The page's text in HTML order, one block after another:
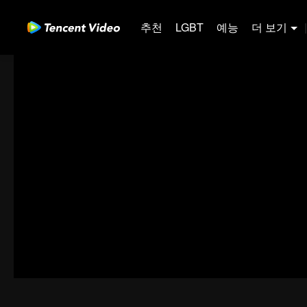
추천 LGBT 예능 더 보기 |